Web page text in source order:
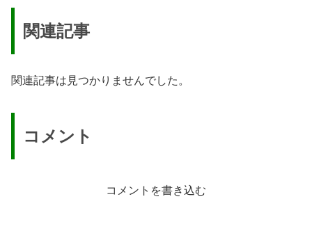
関連記事
関連記事は見つかりませんでした。
コメント
コメントを書き込む